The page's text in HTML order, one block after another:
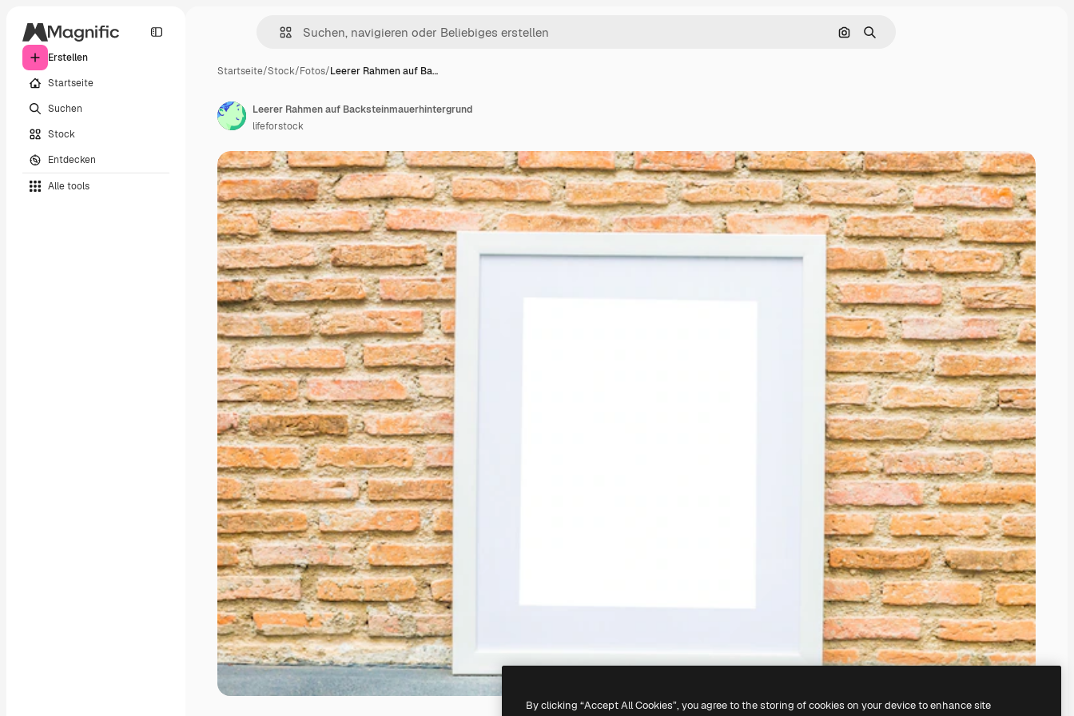
Erstellen
Startseite
Suchen
Stock
Entdecken
Alle tools
Nach Bild suchen
Suchen
Startseite/Stock/Fotos/Leerer Rahmen auf Ba…
Leerer Rahmen auf Backsteinmauerhintergrund
lifeforstock
By clicking “Accept All Cookies”, you agree to the storing of cookies on your device to enhance site